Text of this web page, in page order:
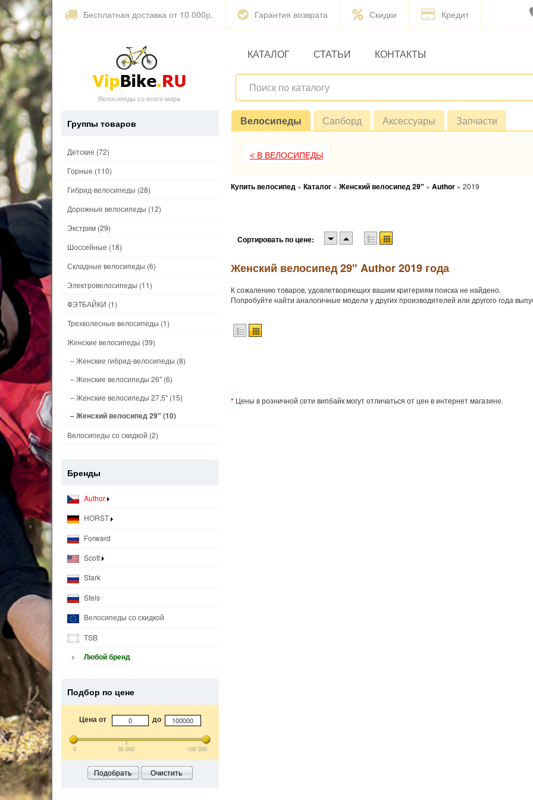
Бесплатная доставка от 10 000р. Гарантия возврата Скидки Кредит
Велосипеды со всего мира
КАТАЛОГ СТАТЬИ КОНТАКТЫ
Велосипеды Сапборд Аксессуары Запчасти
< В ВЕЛОСИПЕДЫ
Купить велосипед » Каталог » Женский велосипед 29" » Author » 2019
Сортировать по цене:
Женский велосипед 29" Author 2019 года
К сожалению товаров, удовлетворяющих вашим критериям поиска не найдено.
Попробуйте найти аналогичные модели у других производителей или другого года
* Цены в розничной сети випбайк могут отличаться от цен в интернет магазине.
Группы товаров
Детские (72)
Горные (110)
Гибрид-велосипеды (28)
Дорожные велосипеды (12)
Экстрим (29)
Шоссейные (18)
Складные велосипеды (6)
Электровелосипеды (11)
ФЭТБАЙКИ (1)
Трехколесные велосипеды (1)
Женские велосипеды (39)
– Женские гибрид-велосипеды (8)
– Женские велосипеды 26" (6)
– Женские велосипеды 27,5" (15)
– Женский велосипед 29" (10)
Велосипеды со скидкой (2)
Бренды
Author
HORST
Forward
Scott
Stark
Stels
Велосипеды со скидкой
TSB
Любой бренд
Подбор по цене
Цена от до
0 30 000 100 000
Подобрать Очистить